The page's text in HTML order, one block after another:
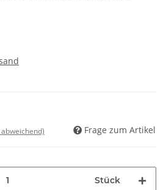
Frage zum Artikel
Stück